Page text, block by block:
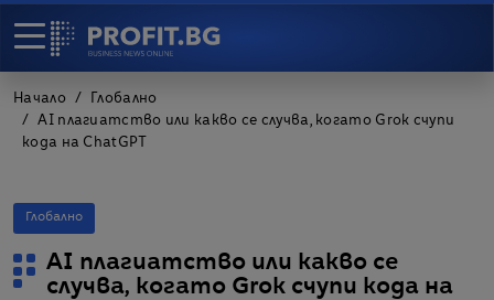
Начало
Глобално
AI плагиатство или какво се случва, когато Grok счупи
кода на ChatGPT
Глобално
AI плагиатство или какво се
случва, когато Grok счупи кода на